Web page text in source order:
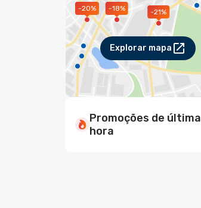
-20% -21%
-18%
Explorar mapa
Promoções de última
hora